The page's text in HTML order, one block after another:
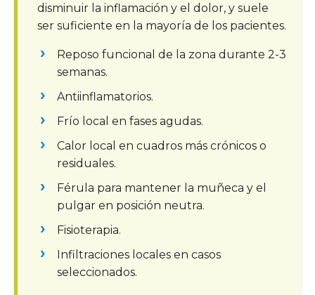
disminuir la inflamación y el dolor, y suele
ser suficiente en la mayoría de los pacientes.
Reposo funcional de la zona durante 2-3
semanas.
Antiinflamatorios.
Frío local en fases agudas.
Calor local en cuadros más crónicos o
residuales.
Férula para mantener la muñeca y el
pulgar en posición neutra.
Fisioterapia.
Infiltraciones locales en casos
seleccionados.